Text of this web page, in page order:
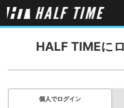
HALF TIMEに
個人でログイン